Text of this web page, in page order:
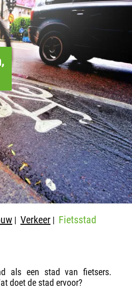
| Verkeer | Fietsstad
als een stad van fietsers.
doet de stad ervoor?